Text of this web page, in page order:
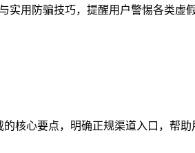
实用防骗技巧，提醒用户警惕各类虚
核心要点，明确正规渠道入口，帮